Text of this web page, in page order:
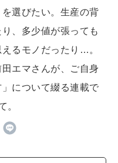
間です。』
くれた 本当の歩き方。」
れる 新しい一流店へ。」
会いに。韓国」
学びの教科書。」
予想図 2026」
選びたい。生産の背
、多少値が張っても
るモノだったり…。
エマさんが、ご自身
について綴る連載で
。